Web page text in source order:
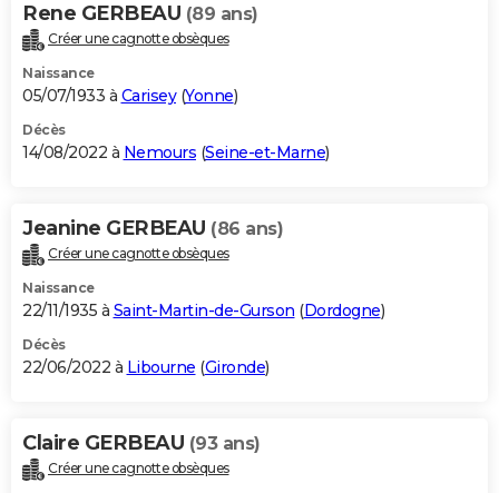
Rene GERBEAU (89 ans)
Créer une cagnotte obsèques
Naissance
05/07/1933 à Carisey(Yonne)
Décès
14/08/2022 à Nemours (Seine-et-Marne)
Jeanine GERBEAU (86 ans)
Créer une cagnotte obsèques
Naissance
22/11/1935 à Saint-Martin-de-Gurson (Dordogne)
Décès
22/06/2022 à Libourne (Gironde)
Claire GERBEAU (93 ans)
Créer une cagnotte obsèques